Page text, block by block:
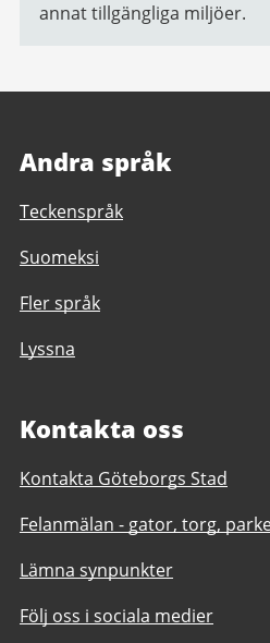
annat tillgängliga miljöer.
Andra språk
Teckenspråk
Suomeksi
Fler språk
Lyssna
Kontakta oss
Kontakta Göteborgs Stad
Felanmälan - gator, torg,
Lämna synpunkter
Följ oss i sociala medier